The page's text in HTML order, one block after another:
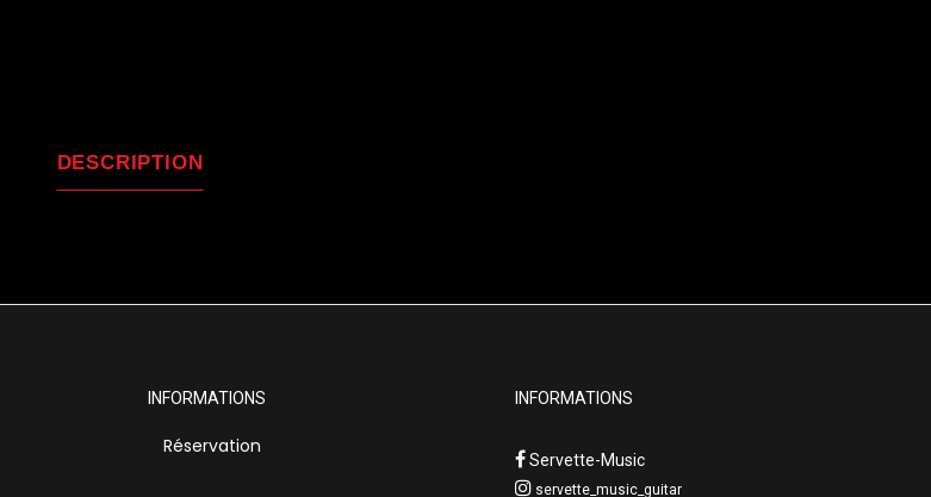
DESCRIPTION
INFORMATIONS
Réservation
INFORMATIONS
Servette-Music
servette_music_guitar